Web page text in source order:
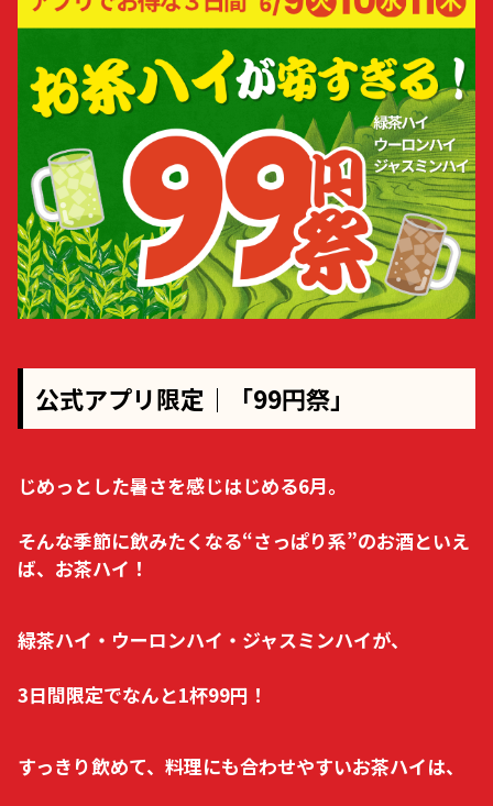
公式アプリ限定｜「99円祭」
じめっとした暑さを感じはじめる6月。
そんな季節に飲みたくなる“さっぱり系”のお酒といえ
ば、お茶ハイ！
緑茶ハイ・ウーロンハイ・ジャスミンハイが、
3日間限定でなんと1杯99円！
すっきり飲めて、料理にも合わせやすいお茶ハイは、